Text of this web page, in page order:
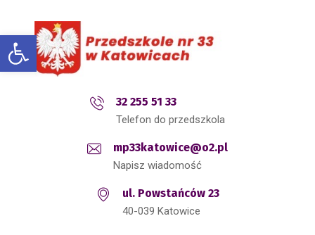
Open toolbar
32 255 51 33
Telefon do przedszkola
mp33katowice@o2.pl
Napisz wiadomość
ul. Powstańców 23
40-039 Katowice